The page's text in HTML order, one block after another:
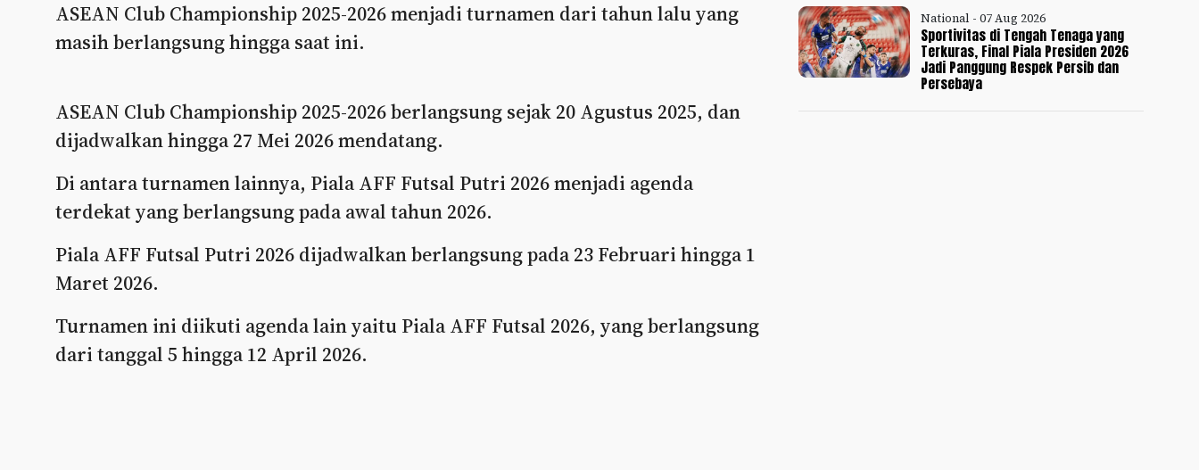
ASEAN Club Championship 2025-2026 menjadi turnamen dari tahun lalu yang
masih berlangsung hingga saat ini.
ASEAN Club Championship 2025-2026 berlangsung sejak 20 Agustus 2025, dan
dijadwalkan hingga 27 Mei 2026 mendatang.
Di antara turnamen lainnya, Piala AFF Futsal Putri 2026 menjadi agenda
terdekat yang berlangsung pada awal tahun 2026.
Piala AFF Futsal Putri 2026 dijadwalkan berlangsung pada 23 Februari hingga 1
Maret 2026.
Turnamen ini diikuti agenda lain yaitu Piala AFF Futsal 2026, yang berlangsung
dari tanggal 5 hingga 12 April 2026.
National - 07 Aug 2026
Sportivitas di Tengah Tenaga yang
Terkuras, Final Piala Presiden 2026
Jadi Panggung Respek Persib dan
Persebaya